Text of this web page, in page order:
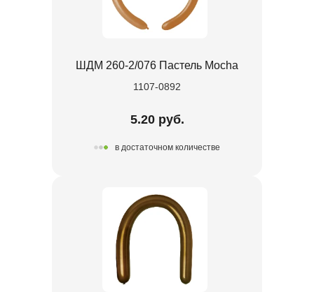
ШДМ 260-2/076 Пастель Mocha
1107-0892
5.20 руб.
в достаточном количестве